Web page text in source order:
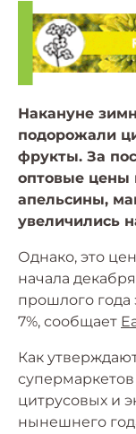
Накануне
подорожали
фрукты. За
оптовые цены
апельсины,
увеличились
Однако, это
начала
прошлого
7%, сообщает
Как
цитрусовых и
нынешнего